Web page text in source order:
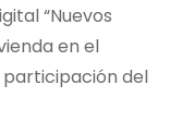
“Nuevos
en el
participación del